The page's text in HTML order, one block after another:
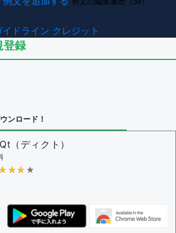
ドライン クレジット
登録
ンロード！
（ディクト）